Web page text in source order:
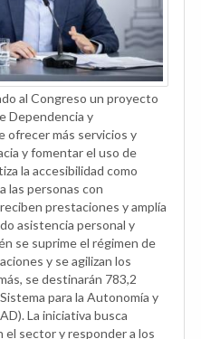
al Congreso un proyecto
Dependencia y
ofrecer más servicios y
y fomentar el uso de
la accesibilidad como
las personas con
prestaciones y amplía
asistencia personal y
se suprime el régimen de
y se agilizan los
se destinarán 783,2
para la Autonomía y
La iniciativa busca
el sector y responder a los